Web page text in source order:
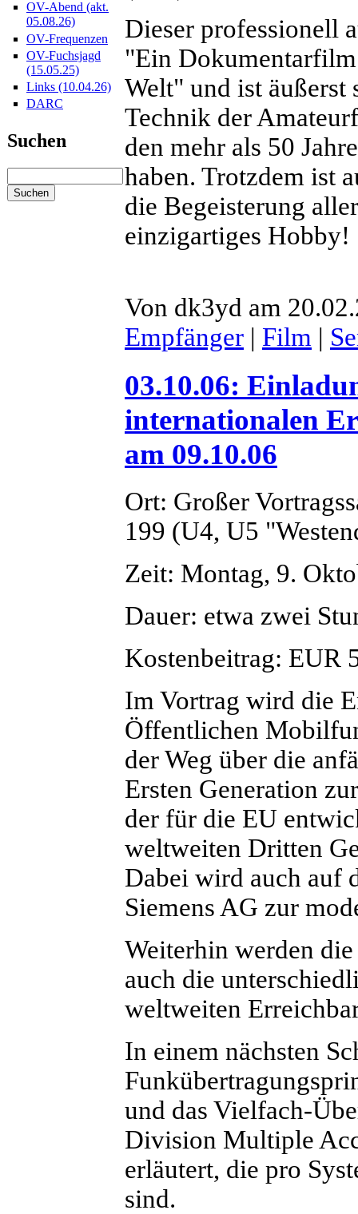
OV-Abend (akt.
05.08.26)
OV-Frequenzen
OV-Fuchsjagd
(15.05.25)
Links (10.04.26)
DARC
Suchen
Dieser professionell
"Ein
Welt" und ist äußerst
Technik der
den mehr als 50
haben. Trotzdem ist
die Begeisterung
einzigartiges Hobby!
Von dk3yd am
Empfänger | Film |
03.10.06:
internationalen
am 09.10.06
Ort: Großer
199 (U4, U5
Zeit: Montag, 9.
Dauer: etwa zwei
Kostenbeitrag: EUR
Im Vortrag wird die
Öffentlichen
der Weg über die
Ersten Generation
der für die EU
weltweiten Dritten
Dabei wird auch auf
Siemens AG zur
Weiterhin werden
auch die
weltweiten
In einem nächsten
und das Vielfach-
Division Multiple
erläutert, die pro
sind.